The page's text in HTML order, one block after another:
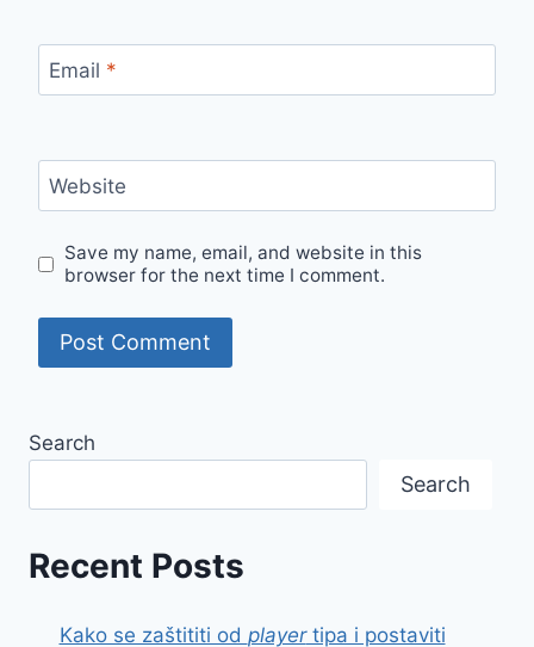
Email *
Website
Save my name, email, and website in this
browser for the next time I comment.
Search
Search
Recent Posts
Kako se zaštititi od playertipa i postaviti